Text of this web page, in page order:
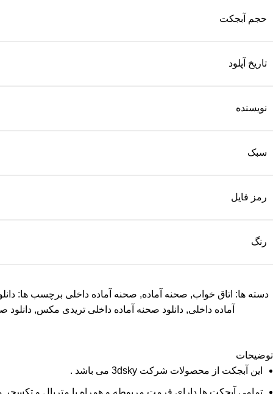
حجم آبجکت
تاریخ آپلود
نویسنده
سبک
رمز فایل
رنگ
دسته ها: اتاق خواب, صحنه آماده, صحنه آماده داخلی برچسب ها:
آماده داخلی, دانلود صحنه آماده داخلی تریدی مکس, دانلود
توضیحات
این آبجکت از محصولات شرکت 3dsky می باشد .
تمامی آبجکت ها دارای فرمت مربوطه و همراه با متریال و تکسچر